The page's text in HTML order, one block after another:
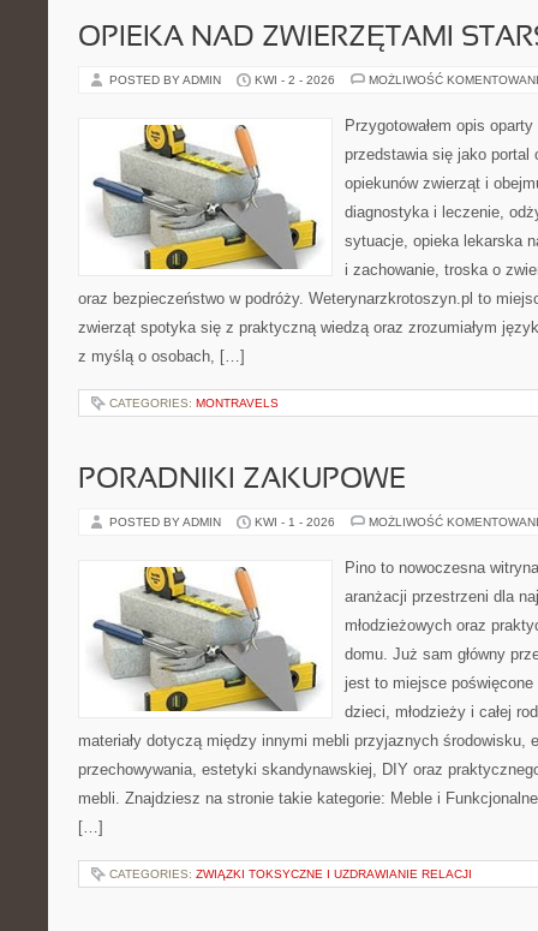
OPIEKA NAD ZWIERZĘTAMI
POSTED BY ADMIN KWI - 2 - 2026 MOŻLIWOŚĆ
Przygotowałem opis
przedstawia się jako portal
opiekunów zwierząt i
diagnostyka i leczenie,
sytuacje, opieka lekarska
i zachowanie, troska o
oraz bezpieczeństwo w podróży. Weterynarzkrotoszyn.pl to
zwierząt spotyka się z praktyczną wiedzą oraz zrozumiałym
z myślą o osobach, […]
CATEGORIES: MONTRAVELS
PORADNIKI ZAKUPOWE
POSTED BY ADMIN KWI - 1 - 2026 MOŻLIWOŚĆ
Pino to nowoczesna
aranżacji przestrzeni dla
młodzieżowych oraz
domu. Już sam główny
jest to miejsce
dzieci, młodzieży i całej
materiały dotyczą między innymi mebli przyjaznych środowisku,
przechowywania, estetyki skandynawskiej, DIY oraz
mebli. Znajdziesz na stronie takie kategorie: Meble i
[…]
CATEGORIES: ZWIĄZKI TOKSYCZNE I UZDRAWIANIE RELACJI